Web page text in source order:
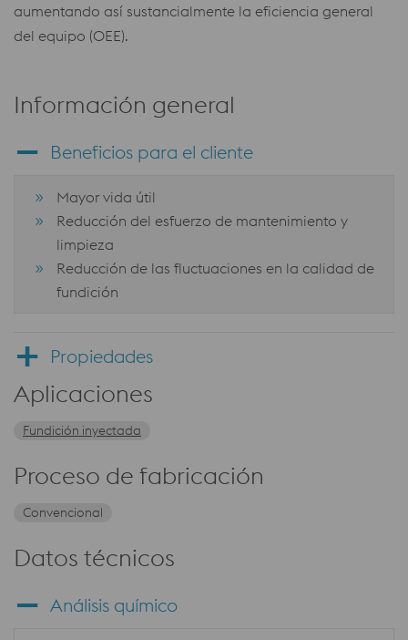
aumentando así sustancialmente la eficiencia general
del equipo (OEE).
Información general
Beneficios para el cliente
Mayor vida útil
Reducción del esfuerzo de mantenimiento y
limpieza
Reducción de las fluctuaciones en la calidad de
fundición
Propiedades
Aplicaciones
Fundición inyectada
Proceso de fabricación
Convencional
Datos técnicos
Análisis químico